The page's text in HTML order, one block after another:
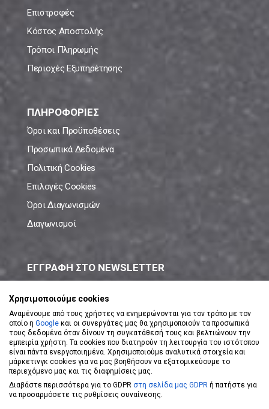
Επιστροφές
Κόστος Αποστολής
Τρόποι Πληρωμής
Περιοχές Εξυπηρέτησης
ΠΛΗΡΟΦΟΡΙΕΣ
Όροι και Προϋποθέσεις
Προσωπικά Δεδομένα
Πολιτική Cookies
Επιλογές Cookies
Όροι Διαγωνισμών
Διαγωνισμοί
ΕΓΓΡΑΦΗ ΣΤΟ NEWSLETTER
ΕΓΓΡΑΦΗ ΣΤΟ NEWSLETTER
Αποδέχομαι τουςΌρους Χρήσης
Χρησιμοποιούμε cookies
Αναμένουμε από τους χρήστες να ενημερώνονται για τον τρόπο με τον
οποίο η Google και οι συνεργάτες μας θα χρησιμοποιούν τα προσωπικά
τους δεδομένα όταν δίνουν τη συγκατάθεσή τους και βελτιώνουν την
εμπειρία χρήστη. Τα cookies που διατηρούν τη λειτουργία του ιστότοπου
είναι πάντα ενεργοποιημένα. Χρησιμοποιούμε αναλυτικά στοιχεία και
μάρκετινγκ cookies για να μας βοηθήσουν να εξατομικεύουμε το
περιεχόμενο μας και τις διαφημίσεις μας.
Διαβάστε περισσότερα για το GDPR στη σελίδα μας GDPR ή πατήστε για
να προσαρμόσετε τις ρυθμίσεις συναίνεσης.